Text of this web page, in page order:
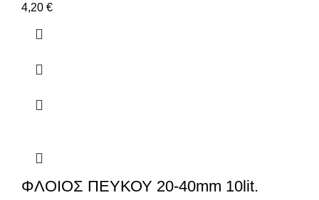
4,20 €
ΦΛΟΙΟΣ ΠΕΥΚΟΥ 20-40mm 10lit.